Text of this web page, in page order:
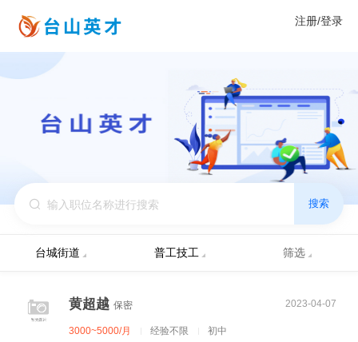
注册/登录
搜索
台城街道 普工技工 筛选
黄超越保密 2023-04-07
3000~5000/月 经验不限
初中